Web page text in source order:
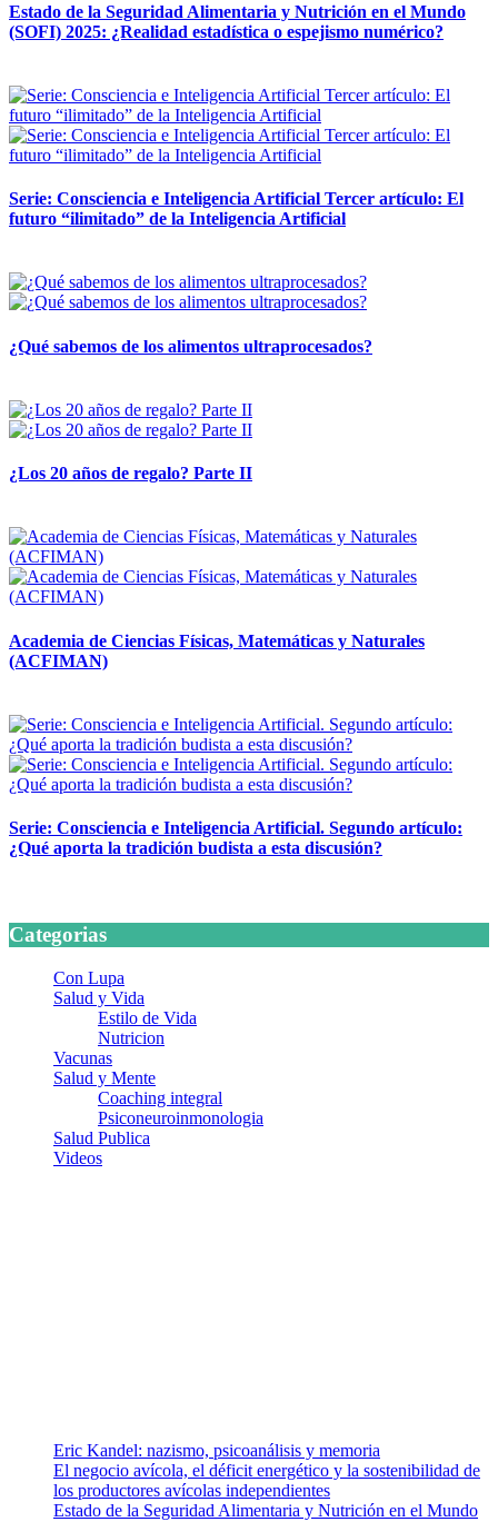
Estado de la Seguridad Alimentaria y Nutrición en el Mundo
(SOFI) 2025: ¿Realidad estadística o espejismo numérico?
Serie: Consciencia e Inteligencia Artificial Tercer artículo: El
futuro “ilimitado” de la Inteligencia Artificial
¿Qué sabemos de los alimentos ultraprocesados?
¿Los 20 años de regalo? Parte II
Academia de Ciencias Físicas, Matemáticas y Naturales
(ACFIMAN)
Serie: Consciencia e Inteligencia Artificial. Segundo artículo:
¿Qué aporta la tradición budista a esta discusión?
Categorias
Con Lupa
Salud y Vida
Estilo de Vida
Nutricion
Vacunas
Salud y Mente
Coaching integral
Psiconeuroinmonologia
Salud Publica
Videos
Eric Kandel: nazismo, psicoanálisis y memoria
El negocio avícola, el déficit energético y la sostenibilidad de
los productores avícolas independientes
Estado de la Seguridad Alimentaria y Nutrición en el Mundo